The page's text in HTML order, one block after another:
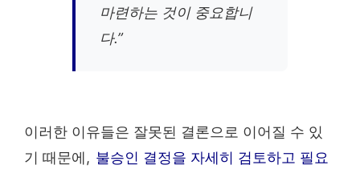
마련하는 것이 중요합니
다.”
이러한 이유들은 잘못된 결론으로 이어질 수 있
기 때문에, 불승인 결정을 자세히 검토하고 필요